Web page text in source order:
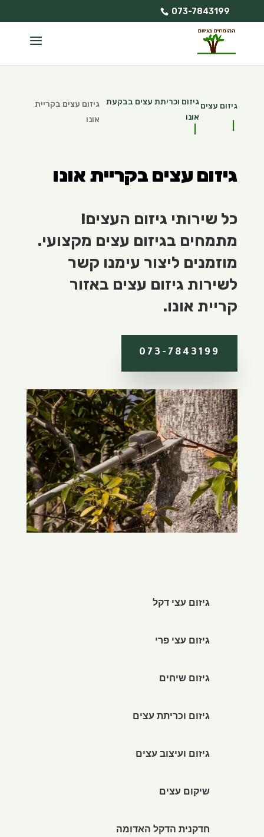
073-7843199
גיזום עציםגיזום וכריתת עצים בבקעת
אונו
גיזום עצים בקריית
אונו
גיזום עצים בקריית אונו
כל שירותי גיזום העצים!
מתמחים בגיזום עצים מקצועי.
מוזמנים ליצור עימנו קשר
לשירות גיזום עצים באזור
קריית אונו.
073-7843199
גיזום עצי דקל
גיזום עצי פרי
גיזום שיחים
גיזום וכריתת עצים
גיזום ועיצוב עצים
שיקום עצים
חדקנית הדקל האדומה